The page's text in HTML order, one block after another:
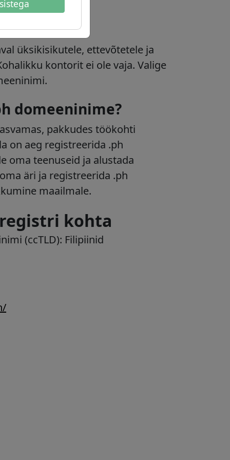
üksikisikutele, ettevõtetele ja
kontorit ei ole vaja. Valige
domeeninime?
pakkudes töökohti
on aeg registreerida .ph
oma teenuseid ja alustada
äri ja registreerida .ph
maailmale.
kohta
(ccTLD): Filipiinid